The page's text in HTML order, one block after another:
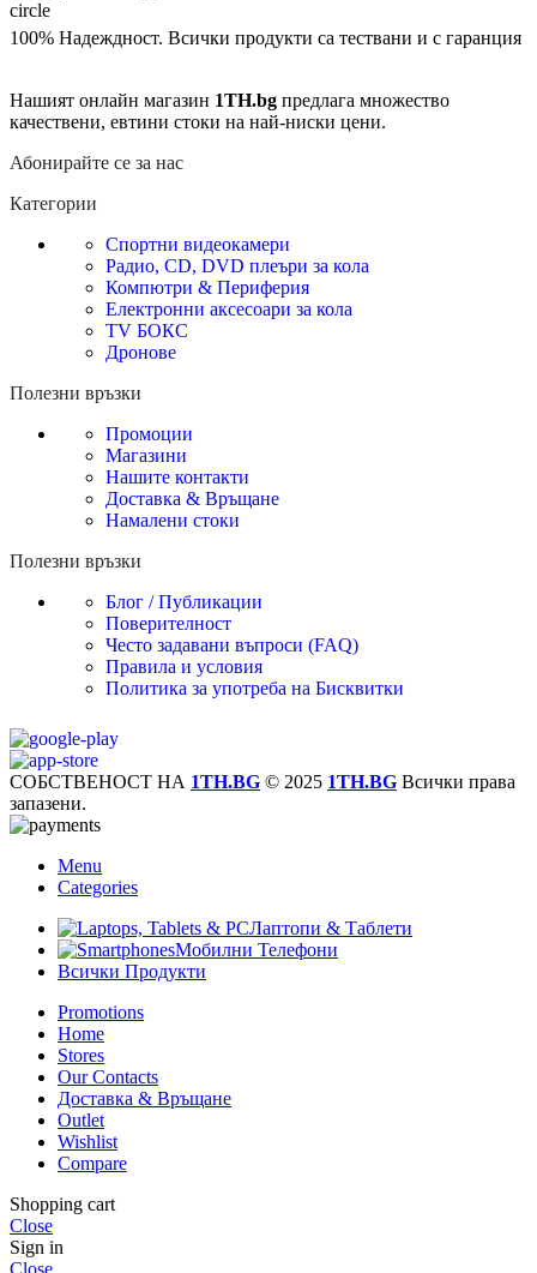
100% Надеждност. Всички продукти са тествани и с гаранция
Нашият онлайн магазин 1TH.bg предлага множество
качествени, евтини стоки на най-ниски цени.
Абонирайте се за нас
Категории
Спортни видеокамери
Радио, CD, DVD плеъри за кола
Компютри & Периферия
Електронни аксесоари за кола
TV БОКС
Дронове
Полезни връзки
Промоции
Магазини
Нашите контакти
Доставка & Връщане
Намалени стоки
Полезни връзки
Блог / Публикации
Поверителност
Често задавани въпроси (FAQ)
Правила и условия
Политика за употреба на Бисквитки
СОБСТВЕНОСТ НА 1TH.BG © 2025 1TH.BG Всички права
запазени.
Menu
Categories
Лаптопи & Таблети
Мобилни Телефони
Всички Продукти
Promotions
Home
Stores
Our Contacts
Доставка & Връщане
Outlet
Wishlist
Compare
Shopping cart
Close
Sign in